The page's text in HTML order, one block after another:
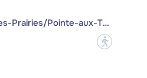
Montréal (Rivière-des-Prairies/Pointe-aux-Trembles)
?